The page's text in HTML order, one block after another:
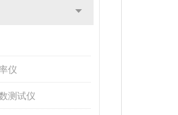
仪
测试仪